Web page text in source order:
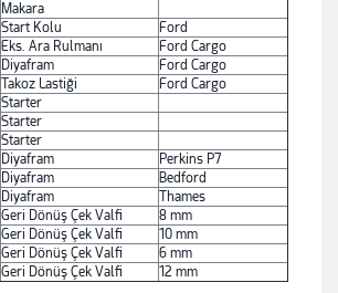
Makara
Start Kolu
Ford
Eks. Ara Rulmanı
Ford Cargo
Diyafram
Ford Cargo
Takoz Lastiği
Ford Cargo
Starter
Starter
Starter
Diyafram
Perkins P7
Diyafram
Bedford
Diyafram
Thames
Geri Dönüş Çek Valfi
8 mm
Geri Dönüş Çek Valfi
10 mm
Geri Dönüş Çek Valfi
6 mm
Geri Dönüş Çek Valfi 12 mm